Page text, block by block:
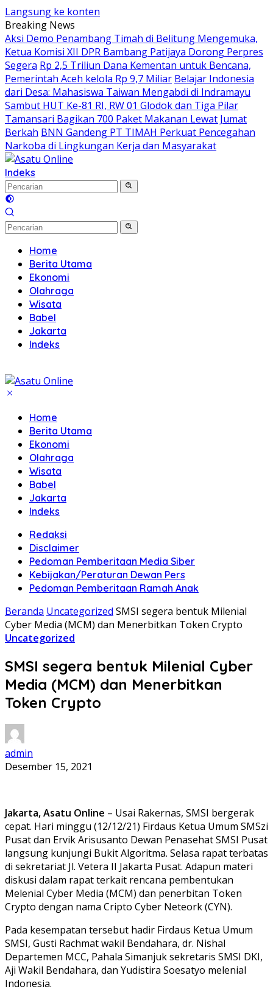
Langsung ke konten
Breaking News
Aksi Demo Penambang Timah di Belitung Mengemuka,
Ketua Komisi XII DPR Bambang Patijaya Dorong Perpres
Segera Rp 2,5 Triliun Dana Kementan untuk Bencana,
Pemerintah Aceh kelola Rp 9,7 Miliar Belajar Indonesia
dari Desa: Mahasiswa Taiwan Mengabdi di Indramayu
Sambut HUT Ke-81 RI, RW 01 Glodok dan Tiga Pilar
Tamansari Bagikan 700 Paket Makanan Lewat Jumat
Berkah BNN Gandeng PT TIMAH Perkuat Pencegahan
Narkoba di Lingkungan Kerja dan Masyarakat
Indeks
Home
Berita Utama
Ekonomi
Olahraga
Wisata
Babel
Jakarta
Indeks
Home
Berita Utama
Ekonomi
Olahraga
Wisata
Babel
Jakarta
Indeks
Redaksi
Disclaimer
Pedoman Pemberitaan Media Siber
Kebijakan/Peraturan Dewan Pers
Pedoman Pemberitaan Ramah Anak
Beranda Uncategorized SMSI segera bentuk Milenial
Cyber Media (MCM) dan Menerbitkan Token Crypto
Uncategorized
SMSI segera bentuk Milenial Cyber
Media (MCM) dan Menerbitkan
Token Crypto
admin
Desember 15, 2021
Jakarta, Asatu Online – Usai Rakernas, SMSI bergerak
cepat. Hari minggu (12/12/21) Firdaus Ketua Umum SMSzi
Pusat dan Ervik Arisusanto Dewan Penasehat SMSI Pusat
langsung kunjungi Bukit Algoritma. Selasa rapat terbatas
di sekretariat Jl. Vetera II Jakarta Pusat. Adapun materi
diskusi dalam rapat terkait rencana pembentukan
Melenial Cyber Media (MCM) dan penerbitan Token
Crypto dengan nama Cripto Cyber Neteork (CYN).
Pada kesempatan tersebut hadir Firdaus Ketua Umum
SMSI, Gusti Rachmat wakil Bendahara, dr. Nishal
Departemen MCC, Pahala Simanjuk sekretaris SMSI DKI,
Aji Wakil Bendahara, dan Yudistira Soesatyo melenial
Indonesia.